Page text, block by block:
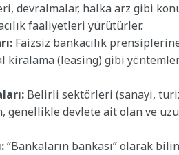
devralmalar, halka arz gibi
faaliyetleri yürütürler.
Faizsiz bankacılık
kiralama (leasing) gibi
Belirli sektörleri (sanayi,
genellikle devlete ait olan ve
“Bankaların bankası” olarak